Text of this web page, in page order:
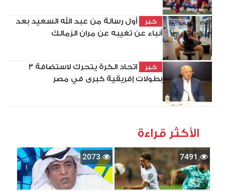
خبر
أول رسالة من عبد الله السعيد بعد
أنباء عن تغيبه عن مران الزمالك
خبر
اتحاد الكرة يتحرك لاستضافة 3
بطولات إفريقية كبرى في مصر
الأكثر قراءة
7491
2073